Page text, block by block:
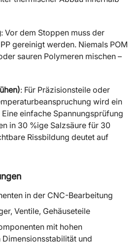
: Vor dem Stoppen muss der
gereinigt werden. Niemals POM
sauren Polymeren mischen –
: Für Präzisionsteile oder
wird ein
einfache Spannungsprüfung
in 30 %ige Salzsäure für 30
Rissbildung deutet auf
in der CNC-Bearbeitung
Ventile, Gehäuseteile
mit hohen
und